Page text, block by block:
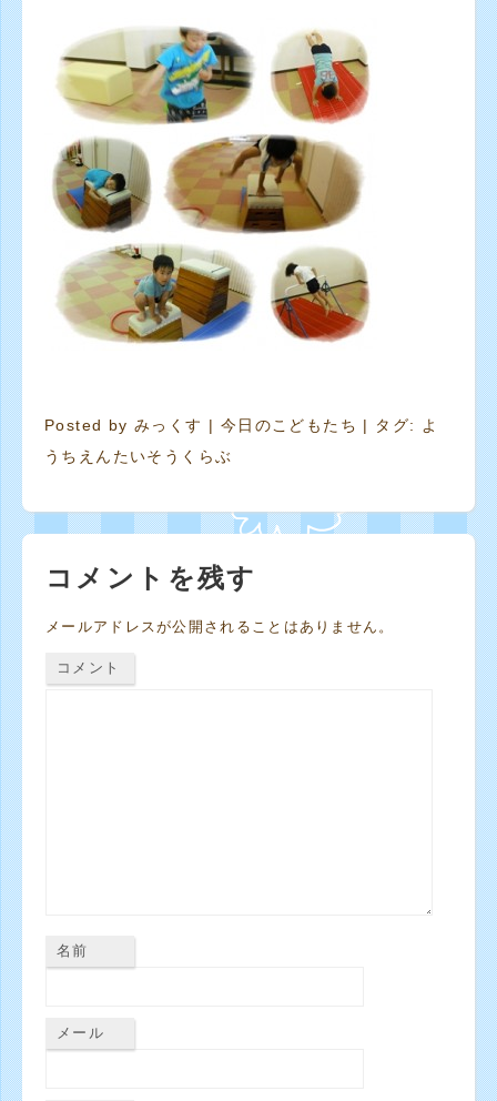
Posted byみっくす | 今日のこどもたち | タグ:
よ
うちえんたいそうくらぶ
コメントを残す
メールアドレスが公開されることはありません。
コメント
名前
メール